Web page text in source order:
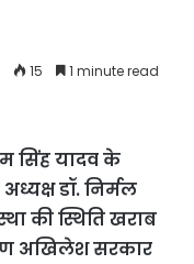
15 1 minute read
सिंह यादव के
डॉ. निर्मल
की स्थिति खराब
अखिलेश सरकार